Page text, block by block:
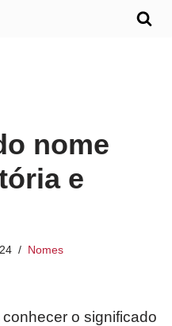
nome
e
Nomes
o significado